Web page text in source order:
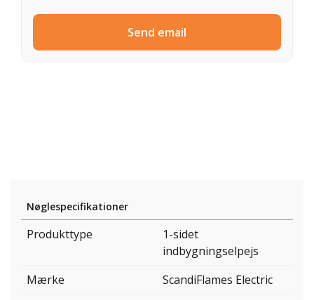
Send email
Nøglespecifikationer
Produkttype
1-sidet
indbygningselpejs
Mærke
ScandiFlames Electric